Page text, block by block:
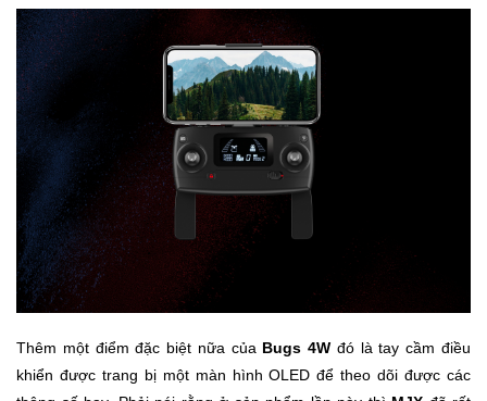
Ô
Tô
Xe
Máy
Đồ
chơi
công
nghệ
Dịch
Thêm một điểm đặc biệt nữa của Bugs 4W đó là tay cầm điều
khiển được trang bị một màn hình OLED để theo dõi được các